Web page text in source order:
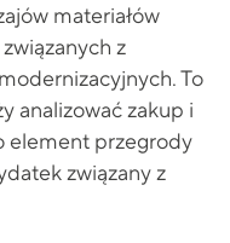
materiałów
z
To
analizować zakup i
element przegrody
związany z